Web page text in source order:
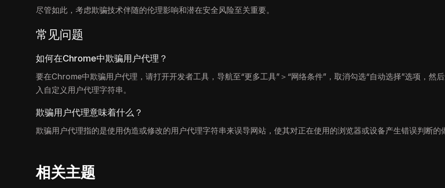
尽管如此，考虑欺骗技术伴随的伦理影响和潜在安全风险至关重要。
常见问题
如何在Chrome中欺骗用户代理？
要在Chrome中欺骗用户代理，请打开开发者工具，导航至“更多工具”＞“网络条件”，取消勾选“自动选择”选项，然
入自定义用户代理字符串。
欺骗用户代理意味着什么？
欺骗用户代理指的是使用伪造或修改的用户代理字符串来误导网站，使其对正在使用的浏览器或设备产生错误判断的
相关主题